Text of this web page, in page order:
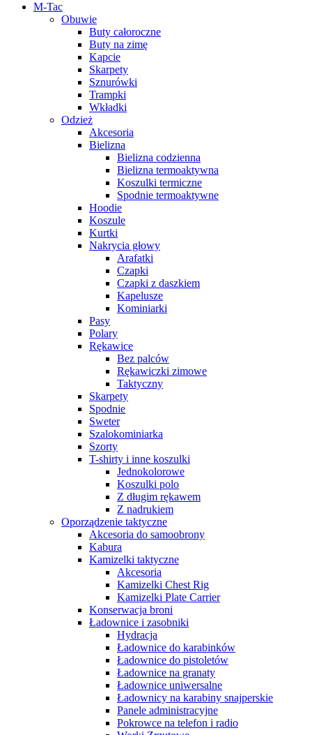
M-Tac
Obuwie
Buty całoroczne
Buty na zimę
Kapcie
Skarpety
Sznurówki
Trampki
Wkładki
Odzież
Akcesoria
Bielizna
Bielizna codzienna
Bielizna termoaktywna
Koszulki termiczne
Spodnie termoaktywne
Hoodie
Koszule
Kurtki
Nakrycia głowy
Arafatki
Czapki
Czapki z daszkiem
Kapelusze
Kominiarki
Pasy
Polary
Rękawice
Bez palców
Rękawiczki zimowe
Taktyczny
Skarpety
Spodnie
Sweter
Szalokominiarka
Szorty
T-shirty i inne koszulki
Jednokolorowe
Koszulki polo
Z długim rękawem
Z nadrukiem
Oporządzenie taktyczne
Akcesoria do samoobrony
Kabura
Kamizelki taktyczne
Akcesoria
Kamizelki Chest Rig
Kamizelki Plate Carrier
Konserwacja broni
Ładownice i zasobniki
Hydracja
Ładownice do karabinków
Ładownice do pistoletów
Ładownice na granaty
Ładownice uniwersalne
Ładownicy na karabiny snajperskie
Panele administracyjne
Pokrowce na telefon i radio